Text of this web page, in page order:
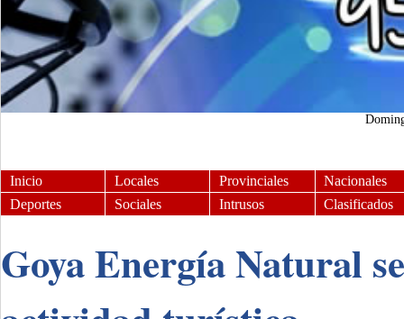
Inicio Locales Provinciales
Nacionales
Deportes
Sociales Intrusos Clasificados
Goya Energía Natural